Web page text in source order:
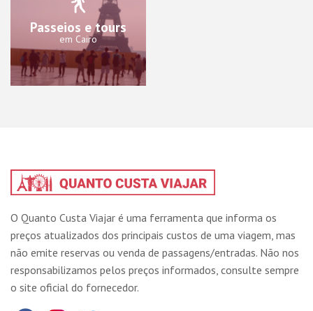
Passeios e tours
em Cairo
O Quanto Custa Viajar é uma ferramenta que informa os
preços atualizados dos principais custos de uma viagem, mas
não emite reservas ou venda de passagens/entradas. Não nos
responsabilizamos pelos preços informados, consulte sempre
o site oficial do fornecedor.